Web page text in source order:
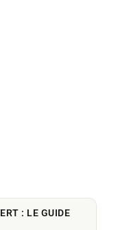
en pratique,
thé vert
: LE GUIDE